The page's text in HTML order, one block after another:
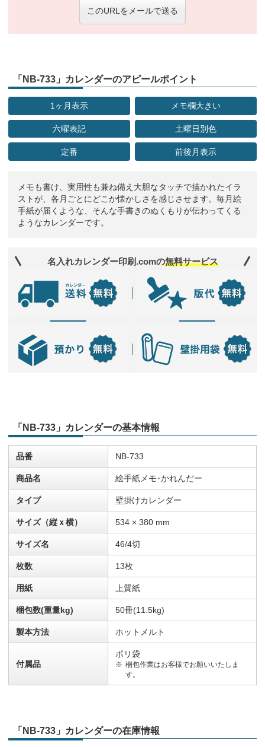
このURLをメールで送る
「NB-733」カレンダーのアピールポイント
1ヶ月表示 メモ欄大きい
六曜表記 土曜日別色
定番 前後月表示
メモも書け、実用性も兼ね備え大胆なタッチで描かれたイラ
ストが、各月ごとにどこか懐かしさを感じさせます。毎月絵
手紙が届くような、そんな手書きのぬくもりが伝わってくる
ようなカレンダーです。
名入れカレンダー印刷.comの無料サービス
「NB-733」カレンダーの基本情報
品番 NB-733
商品名 絵手紙メモ･かれんだー
タイプ 壁掛けカレンダー
サイズ（縦ｘ横） 534 × 380 mm
サイズ名 46/4切
枚数 13枚
用紙 上質紙
梱包数(重量kg) 50冊(11.5kg)
製本方法 ホットメルト
付属品
ポリ袋
梱包作業はお客様でお願いいたしま
す。
「NB-733」カレンダーの在庫情報